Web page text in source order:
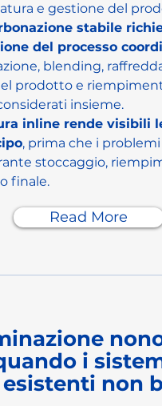
e gestione del
stabile
del processo
blending,
prodotto e
insieme.
inline rende visibili
, prima che i
stoccaggio,
finale.
Read More
i
non